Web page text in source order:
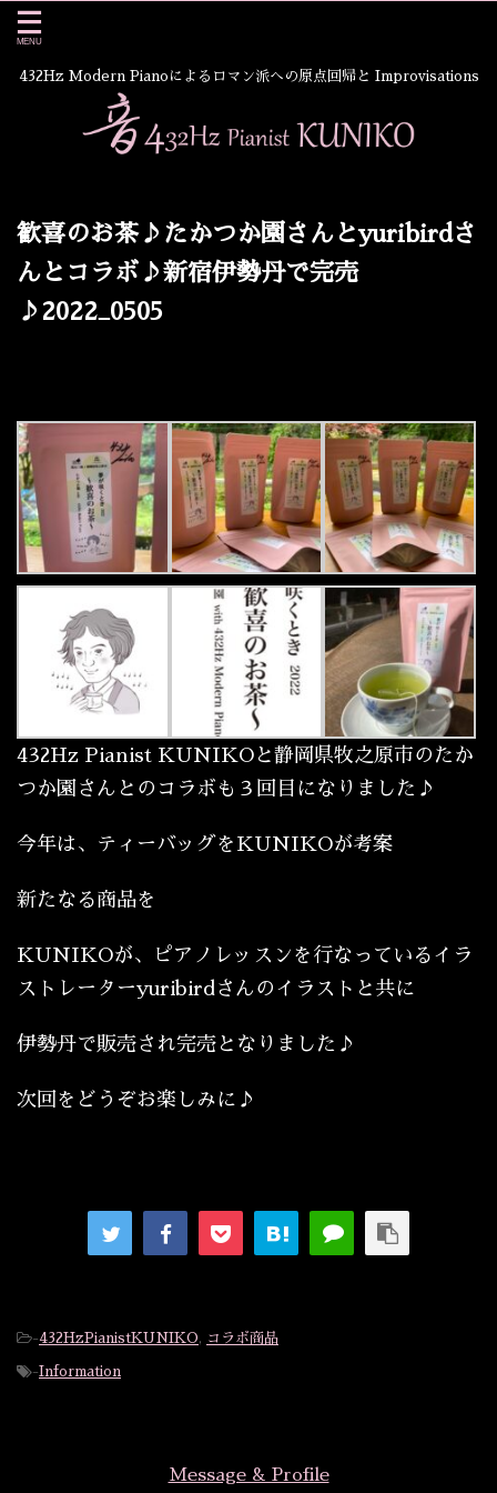
432Hz Modern Pianoによるロマン派への原点回帰と Improvisations
歓喜のお茶♪たかつか園さんとyuribirdさ
んとコラボ♪新宿伊勢丹で完売
♪2022_0505
432Hz Pianist KUNIKOと静岡県牧之原市のたか
つか園さんとのコラボも３回目になりました♪
今年は、ティーバッグをKUNIKOが考案
新たなる商品を
KUNIKOが、ピアノレッスンを行なっているイラ
ストレーターyuribirdさんのイラストと共に
伊勢丹で販売され完売となりました♪
次回をどうぞお楽しみに♪
-432HzPianistKUNIKO, コラボ商品
- Information
Message & Profile